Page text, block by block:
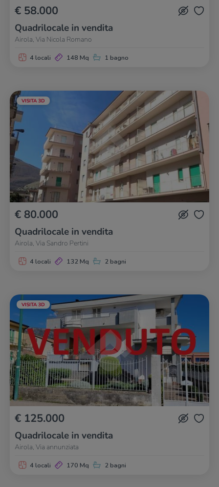
€ 58.000
Quadrilocale in vendita
Airola, Via Nicola Romano
4 locali 148 Mq 1 bagno
VISITA 3D
€ 80.000
Quadrilocale in vendita
Airola, Via Sandro Pertini
4 locali 132 Mq 2 bagni
VISITA 3D
€ 125.000
Quadrilocale in vendita
Airola, Via annunziata
4 locali 170 Mq 2 bagni